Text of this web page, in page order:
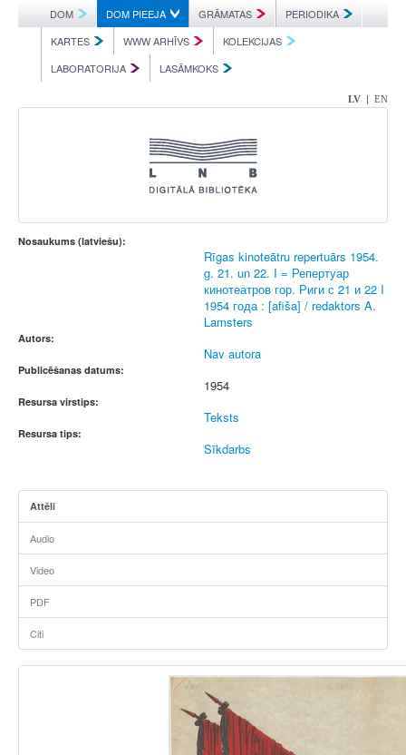
DOM DOM PIEEJA GRĀMATAS
PERIODIKA
KARTES
WWW ARHĪVS
KOLEKCIJAS
LABORATORIJA
LASĀMKOKS
LV | EN
Nosaukums (latviešu):
Rīgas kinoteātru repertuārs 1954.
g. 21. un 22. I = Репертуар
кинотеатров гор. Риги с 21 и 22 I
1954 года : [afiša] / redaktors A.
Lamsters
Autors:
Nav autora
Publicēšanas datums:
1954
Resursa virstips:
Teksts
Resursa tips:
Sīkdarbs
Attēli
Audio
Video
PDF
Citi